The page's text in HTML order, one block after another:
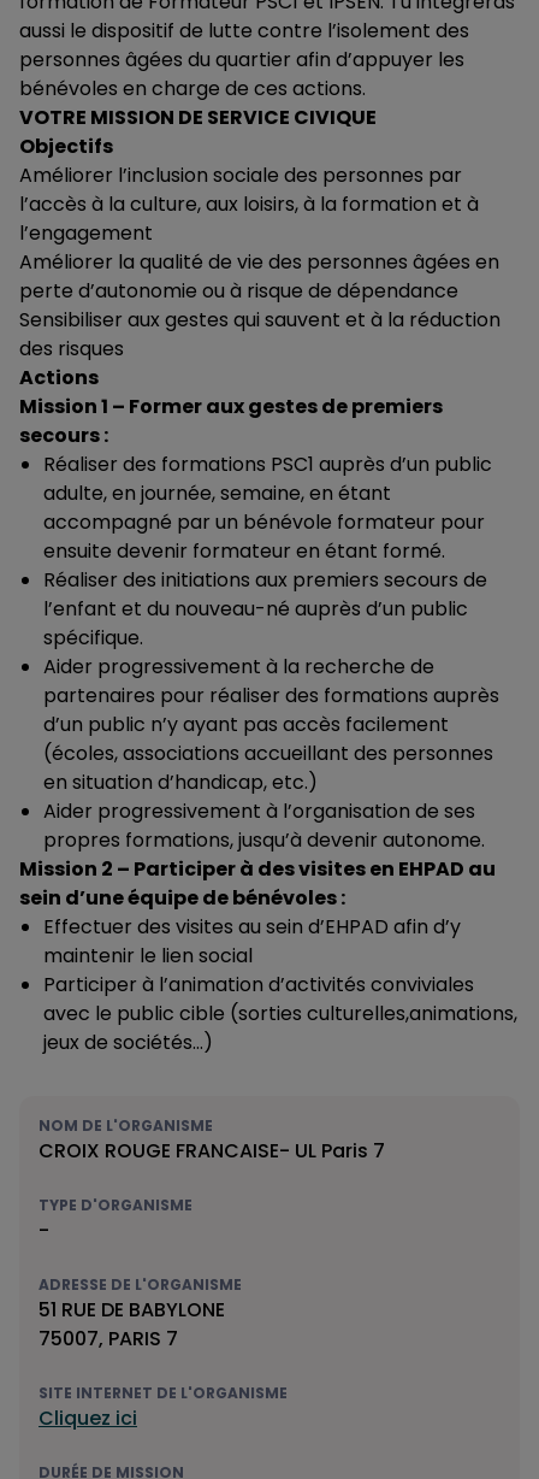
aussi le dispositif de lutte contre l’isolement des
personnes âgées du quartier afin d’appuyer les
bénévoles en charge de ces actions.
VOTRE MISSION DE SERVICE CIVIQUE
Objectifs
Améliorer l’inclusion sociale des personnes par
l’accès à la culture, aux loisirs, à la formation et à
l’engagement
Améliorer la qualité de vie des personnes âgées en
perte d’autonomie ou à risque de dépendance
Sensibiliser aux gestes qui sauvent et à la réduction
des risques
Actions
Mission 1 – Former aux gestes de premiers
secours :
Réaliser des formations PSC1 auprès d’un public
adulte, en journée, semaine, en étant
accompagné par un bénévole formateur pour
ensuite devenir formateur en étant formé.
Réaliser des initiations aux premiers secours de
l’enfant et du nouveau-né auprès d’un public
spécifique.
Aider progressivement à la recherche de
partenaires pour réaliser des formations auprès
d’un public n’y ayant pas accès facilement
(écoles, associations accueillant des personnes
en situation d’handicap, etc.)
Aider progressivement à l’organisation de ses
propres formations, jusqu’à devenir autonome.
Mission 2 – Participer à des visites en EHPAD au
sein d’une équipe de bénévoles :
Effectuer des visites au sein d’EHPAD afin d’y
maintenir le lien social
Participer à l’animation d’activités conviviales
avec le public cible (sorties culturelles,animations,
jeux de sociétés…)
NOM DE L'ORGANISME
CROIX ROUGE FRANCAISE- UL Paris 7
TYPE D'ORGANISME
-
ADRESSE DE L'ORGANISME
51 RUE DE BABYLONE
75007, PARIS 7
SITE INTERNET DE L'ORGANISME
Cliquez ici
DURÉE DE MISSION